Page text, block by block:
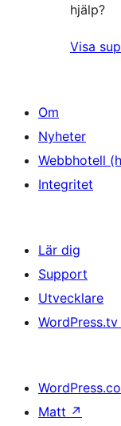
hjälp?
Visa
Om
Nyheter
Webbhotell
Integritet
Lär dig
Support
Utvecklare
WordPress.tv
Matt ↗